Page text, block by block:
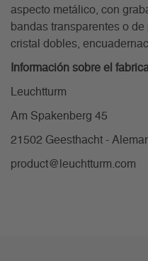
aspecto metálico, con
bandas transparentes o
cristal dobles,
Información sobre el
Leuchtturm
Am Spakenberg 45
21502 Geesthacht -
product@leuchtturm.com